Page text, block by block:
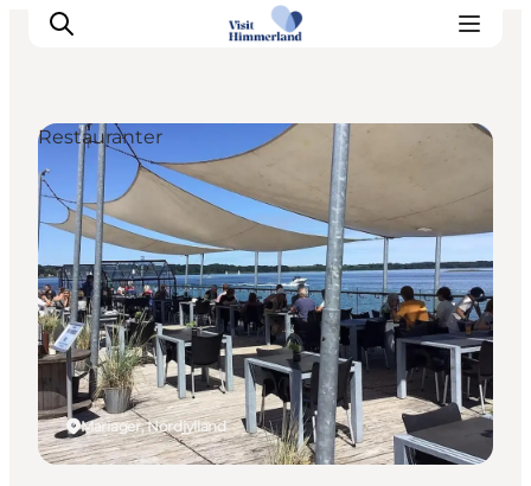
Oplev Himmerland
Udforsk naturen
Himmerlandsbyer
DET SKER
Planlæg din ferie
Book Oplevelser
Praktisk info
Mariager, Nordjylland
Restauranter